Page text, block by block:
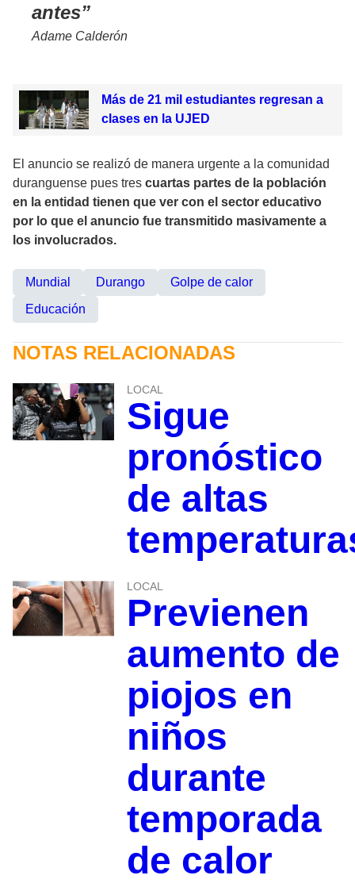
antes
Adame Calderón
Más de 21 mil estudiantes regresan a
clases en la UJED
El anuncio se realizó de manera urgente a la comunidad
duranguense pues tres cuartas partes de la población
en la entidad tienen que ver con el sector educativo
por lo que el anuncio fue transmitido masivamente a
los involucrados.
Mundial Durango
Golpe de calor
Educación
NOTAS RELACIONADAS
LOCAL
Sigue
pronóstico
de altas
LOCAL
Previenen
aumento de
piojos en
niños
durante
temporada
de calor